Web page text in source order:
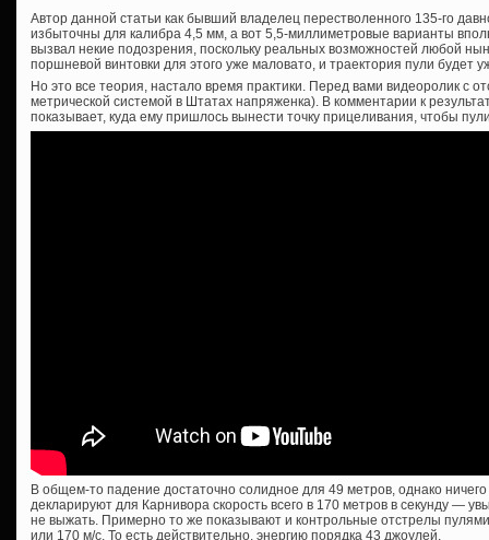
Автор данной статьи как бывший владелец перестволенного 135-го
избыточны для калибра 4,5 мм, а вот 5,5-миллиметровые варианты
вызвал некие подозрения, поскольку реальных возможностей любой
поршневой винтовки для этого уже маловато, и траектория пули будет
Но это все теория, настало время практики. Перед вами видеоролик с
метрической системой в Штатах напряженка). В комментарии к
показывает, куда ему пришлось вынести точку прицеливания, чтобы
В общем-то падение достаточно солидное для 49 метров, однако ничего
декларируют для Карнивора скорость всего в 170 метров в секунду —
не выжать. Примерно то же показывают и контрольные отстрелы
или 170 м/с. То есть действительно, энергию порядка 43 джоулей.